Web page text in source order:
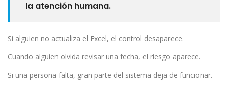
la atención humana.
Si alguien no actualiza el Excel, el control desaparece.
Cuando alguien olvida revisar una fecha, el riesgo aparece.
Si una persona falta, gran parte del sistema deja de funcionar.